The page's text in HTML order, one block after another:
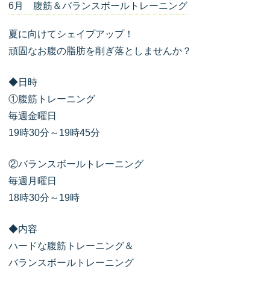
6月 腹筋＆バランスボールトレーニング
夏に向けてシェイプアップ！
頑固なお腹の脂肪を削ぎ落としませんか？
◆日時
①腹筋トレーニング
毎週金曜日
19時30分～19時45分
②バランスボールトレーニング
毎週月曜日
18時30分～19時
◆内容
ハードな腹筋トレーニング＆
バランスボールトレーニング